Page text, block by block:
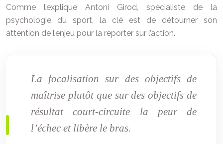
Comme l’explique Antoni Girod, spécialiste de la
psychologie du sport, la clé est de détourner son
attention de l’enjeu pour la reporter sur l’action.
La focalisation sur des objectifs de
maîtrise plutôt que sur des objectifs de
résultat court-circuite la peur de
l’échec et libère le bras.